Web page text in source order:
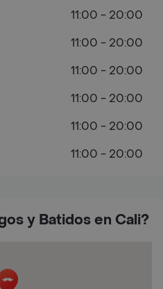
y Batidos en Cali?
11:00 - 20:00
11:00 - 20:00
11:00 - 20:00
11:00 - 20:00
11:00 - 20:00
11:00 - 20:00